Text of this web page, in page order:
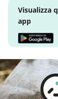
Visualizza
app